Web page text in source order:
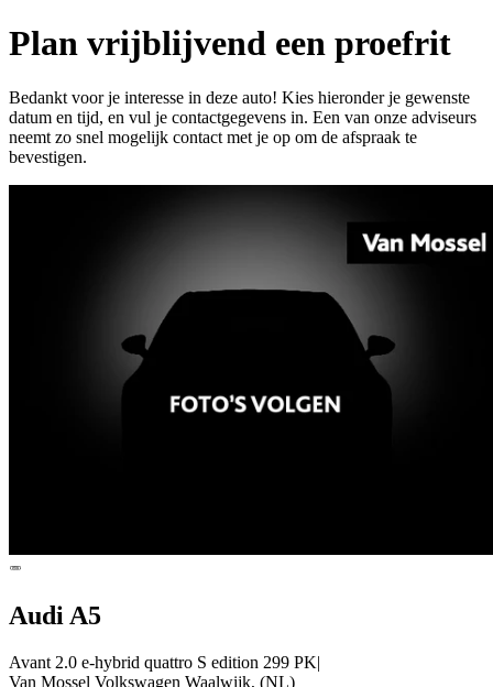
Plan vrijblijvend een proefrit
Bedankt voor je interesse in deze auto! Kies hieronder je gewenste
datum en tijd, en vul je contactgegevens in. Een van onze adviseurs
neemt zo snel mogelijk contact met je op om de afspraak te
bevestigen.
Audi A5
Avant 2.0 e-hybrid quattro S edition 299 PK|
Van Mossel Volkswagen Waalwijk, (NL)